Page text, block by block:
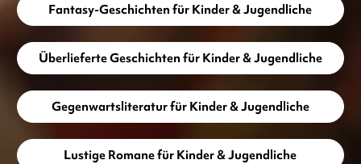
Fantasy-Geschichten für Kinder & Jugendliche
Überlieferte Geschichten für Kinder & Jugendliche
Gegenwartsliteratur für Kinder & Jugendliche
Lustige Romane für Kinder & Jugendliche